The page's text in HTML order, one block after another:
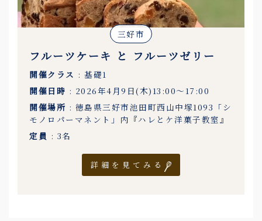
三好市
フルーツケーキ と フルーツゼリー
開催クラス : 基礎1
開催日時 : 2026年4月9日(木)13:00〜17:00
開催場所 : 徳島県三好市池田町西山中塚1093「シ
モノロパーマネント」内『ハレとケ洋菓子教室』
定員 : 3名
詳細を見てみる